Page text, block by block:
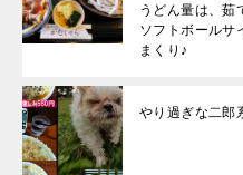
うどん量は、茹
ソフトボールサ
まくり♪
やり過ぎな二郎